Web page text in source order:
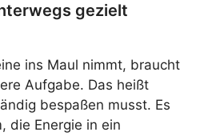
gezielt
ins Maul nimmt, braucht
Aufgabe. Das heißt
bespaßen musst. Es
die Energie in ein